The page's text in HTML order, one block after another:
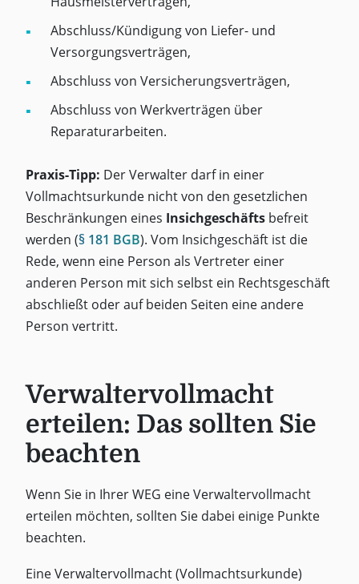
Abschluss/Kündigung von Liefer- und
Versorgungsverträgen,
Abschluss von Versicherungsverträgen,
Abschluss von Werkverträgen über
Reparaturarbeiten.
Praxis-Tipp: Der Verwalter darf in einer
Vollmachtsurkunde nicht von den gesetzlichen
Beschränkungen eines Insichgeschäftsbefreit
werden (§ 181 BGB). Vom Insichgeschäft ist die
Rede, wenn eine Person als Vertreter einer
anderen Person mit sich selbst ein Rechtsgeschäft
abschließt oder auf beiden Seiten eine andere
Person vertritt.
Verwaltervollmacht
erteilen: Das sollten Sie
beachten
Wenn Sie in Ihrer WEG eine Verwaltervollmacht
erteilen möchten, sollten Sie dabei einige Punkte
beachten.
Eine Verwaltervollmacht (Vollmachtsurkunde)